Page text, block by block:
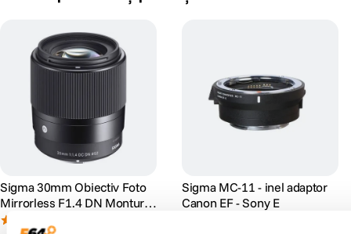
Sigma 30mm Obiectiv Foto
Mirrorless F1.4 DN Montura
Sony E
Sigma MC-11 - inel adaptor
Canon EF - Sony E